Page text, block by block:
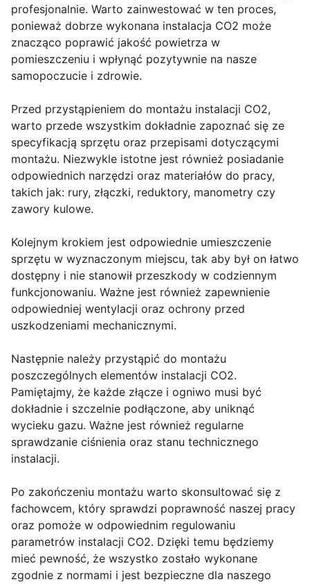
profesjonalnie. Warto zainwestować w ten proces,
ponieważ dobrze wykonana instalacja CO2 może
znacząco poprawić jakość powietrza w
pomieszczeniu i wpłynąć pozytywnie na nasze
samopoczucie i zdrowie.
Przed przystąpieniem do montażu instalacji CO2,
warto przede wszystkim dokładnie zapoznać się ze
specyfikacją sprzętu oraz przepisami dotyczącymi
montażu. Niezwykle istotne jest również posiadanie
odpowiednich narzędzi oraz materiałów do pracy,
takich jak: rury, złączki, reduktory, manometry czy
zawory kulowe.
Kolejnym krokiem jest odpowiednie umieszczenie
sprzętu w wyznaczonym miejscu, tak aby był on łatwo
dostępny i nie stanowił przeszkody w codziennym
funkcjonowaniu. Ważne jest również zapewnienie
odpowiedniej wentylacji oraz ochrony przed
uszkodzeniami mechanicznymi.
Następnie należy przystąpić do montażu
poszczególnych elementów instalacji CO2.
Pamiętajmy, że każde złącze i ogniwo musi być
dokładnie i szczelnie podłączone, aby uniknąć
wycieku gazu. Ważne jest również regularne
sprawdzanie ciśnienia oraz stanu technicznego
instalacji.
Po zakończeniu montażu warto skonsultować się z
fachowcem, który sprawdzi poprawność naszej pracy
oraz pomoże w odpowiednim regulowaniu
parametrów instalacji CO2. Dzięki temu będziemy
mieć pewność, że wszystko zostało wykonane
zgodnie z normami i jest bezpieczne dla naszego